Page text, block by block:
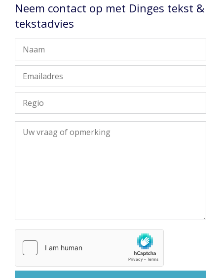
Neem contact op met Dinges tekst &
tekstadvies